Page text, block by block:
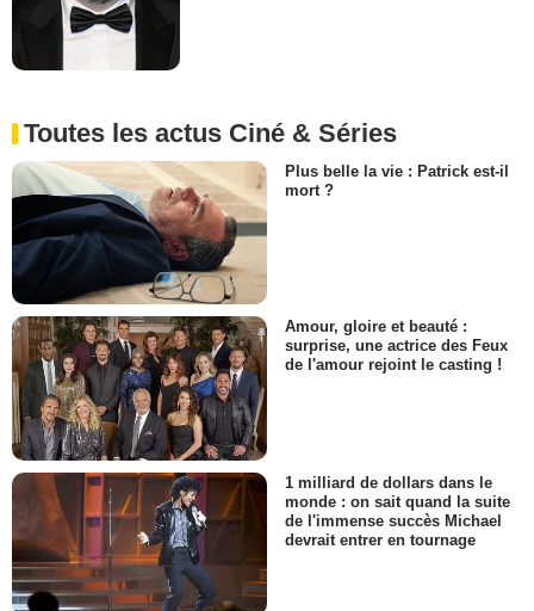
Toutes les actus Ciné & Séries
Plus belle la vie : Patrick est-il
mort ?
Amour, gloire et beauté :
surprise, une actrice des Feux
de l'amour rejoint le casting !
1 milliard de dollars dans le
monde : on sait quand la suite
de l'immense succès Michael
devrait entrer en tournage